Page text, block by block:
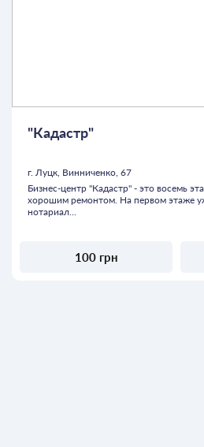
"Кадастр"
г. Луцк, Винниченко, 67
Бизнес-центр "Кадастр" - это восемь
хорошим ремонтом. На первом этаже
нотариал...
100 грн